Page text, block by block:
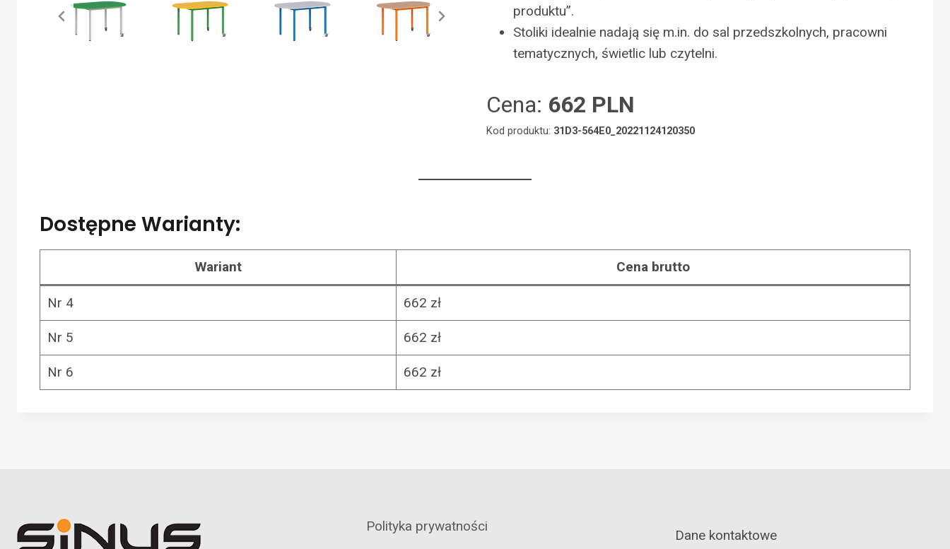
produktu”.
Stoliki idealnie nadają się m.in. do sal przedszkolnych, pracowni
tematycznych, świetlic lub czytelni.
Cena: 662 PLN
Kod produktu: 31D3-564E0_20221124120350
Dostępne Warianty:
Wariant Cena brutto
Nr 4 662 zł
Nr 5 662 zł
Nr 6 662 zł
Polityka prywatności
Dane kontaktowe